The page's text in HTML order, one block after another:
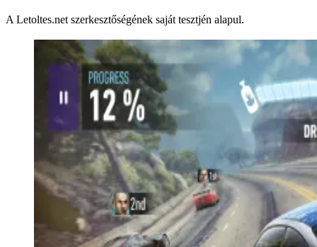
A Letoltes.net szerkesztőségének saját tesztjén alapul.